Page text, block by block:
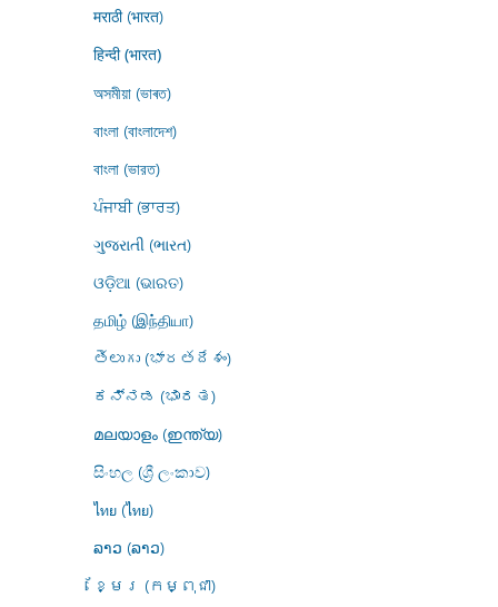
मराठी (भारत)
हिन्दी (भारत)
অসমীয়া (ভাৰত)
বাংলা (বাংলাদেশ)
বাংলা (ভারত)
ਪੰਜਾਬੀ (ਭਾਰਤ)
ગુજરાતી (ભારત)
ଓଡ଼ିଆ (ଭାରତ)
தமிழ் (இந்தியா)
తెలుగు (భారతదేశం)
ಕನ್ನಡ (ಭಾರತ)
മലയാളം (ഇന്ത്യ)
සිංහල (ශ්‍රී ලංකාව)
ไทย (ไทย)
ລາວ (ລາວ)
ខ្មែរ (កម្ពុជា)